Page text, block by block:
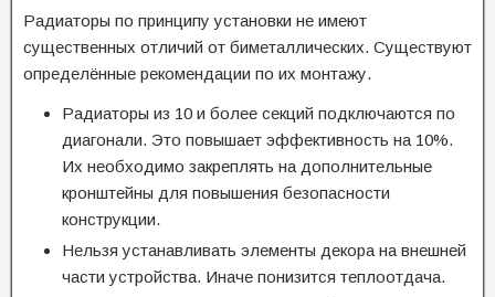
Радиаторы по принципу установки не имеют
существенных отличий от биметаллических. Существуют
определённые рекомендации по их монтажу.
Радиаторы из 10 и более секций подключаются по
диагонали. Это повышает эффективность на 10%.
Их необходимо закреплять на дополнительные
кронштейны для повышения безопасности
конструкции.
Нельзя устанавливать элементы декора на внешней
части устройства. Иначе понизится теплоотдача.